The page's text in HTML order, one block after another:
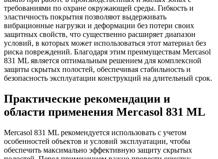
требованиями по охране окружающей среды. Гибкость и
эластичность покрытия позволяют выдерживать
вибрационные нагрузки и деформации без потери своих
защитных свойств, что существенно расширяет диапазон
условий, в которых может использоваться этот материал без
риска повреждений. Благодаря этим преимуществам Mercasol
831 ML является оптимальным решением для комплексной
защиты скрытых полостей, обеспечивая стабильность и
безопасность эксплуатации конструкций на длительный срок.
Практические рекомендации и
области применения Mercasol 831 ML
Mercasol 831 ML рекомендуется использовать с учетом
особенностей объектов и условий эксплуатации, чтобы
обеспечить максимально эффективную защиту скрытых